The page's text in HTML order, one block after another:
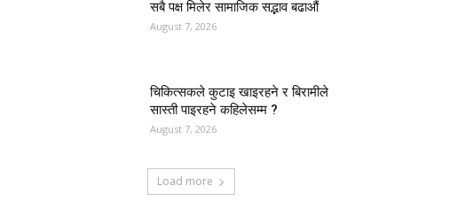
सबै पक्ष मिलेर सामाजिक सद्भाव बढाऔं
August 7, 2026
चिकित्सकले कुटाइ खाइरहने र बिरामीले
सास्ती पाइरहने कहिलेसम्म ?
August 7, 2026
Load more